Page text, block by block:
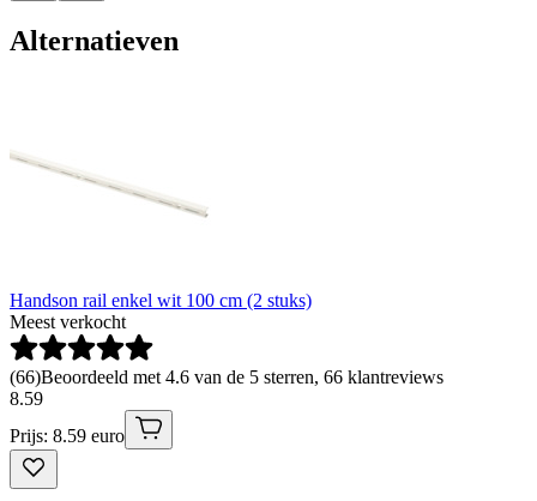
Alternatieven
Handson rail enkel wit 100 cm (2 stuks)
Meest verkocht
(66)Beoordeeld met 4.6 van de 5 sterren, 66 klantreviews
8.59
Prijs: 8.59 euro